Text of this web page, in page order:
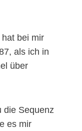
hat bei mir
als ich in
über
die Sequenz
es mir